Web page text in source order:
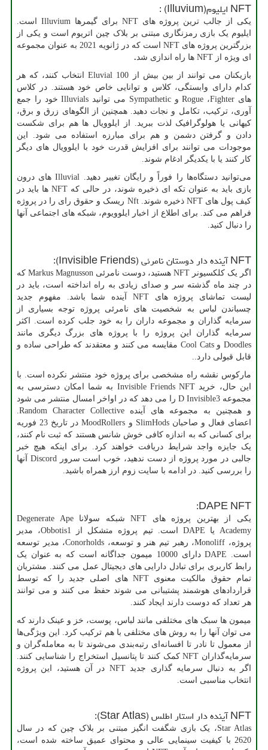
NFT ایلیوم(Illuvium)
:
یکی از جالب ترین پروژه هایNFT برای گیمرهاIlluvium است.
ایلیوم یک بازی رمزنگاری مبتنی بر بلاک چین اتریوم است و یکی از
بزرگترین پروژه های NFT
است که در ژانویه 2021 به عنوان مجموعه
ای ویژه از NFT ها راه اندازی شد.
بازیکنان می توانند از بین بیش از 100
Eluvialانتخاب کنند، که هر
کدام دارای وابستگی، کلاس و توانایی خاص خود هستند. در کلاس
های Fighter، RogueوSympathetic می توانید Illuvialsخود را جمع
آوری، ترکیب، تکامل و نجات دهید. همچنین از الگوهای زرق و برق،
کیهانی یا هولوگرافیک لذت ببرید. از ایلوویال ها هم برای شکست
دادن و گرفتن دشمن و هم برای مبارزه استفاده می شود. این
موجودات می توانند برای افزایش قدرت خود با ایلوویال های دیگر
کار کنند یا با یکدیگر ادغام شوند.
می‌توانید دستگاه‌ها را فوراً و رایگان تغییر دهید. Illuvialهای درون
بازی باید به عنوان تکه ای ذخیره شوند، در حالی که NFTها باید در
کیف پول هایNFT ذخیره شوند.Nft ریسک و حقوق رای را در پروژه
فراهم می کند. برای اطلاع از اخبار ایلوویوم، شبکه های اجتماعی آنها
را دنبال کنید.
NFTآینده دار دوستان نامرئی (Invisible Friends
):
اگر یک کلکسیونر NFT هستید، دوست نامرئی Markus Magnusson که
در چند ماه گذشته سر و صدای زیادی به راه انداخته است، باید در
لیست تماشای پروژه هایNFT آینده شما باشد. مفهوم جدید
چسباندن لباس به شخصیت های نامرئی پروژه توجه بسیاری از
سرمایه گذاران و مجموعه داران را به خود جلب کرده است. اکثر
سرمایه گذاران این پروژه را با پروژه های بزرگ دیگری مانند
Doodles وCool Cats مقایسه می کنند و معتقدند که طراحی ساده و
قابل قبولی دارد..
مارکوس نقشه راه مشخصی برای پروژه خود منتشر نکرده است. با
این حال، خرید Invisible Friends NFT به شما امکان دسترسی به
مجموعه 3
D Invisible را می دهد که در اواخر امسال منتشر می شود
و همچنین به مجموعه های آینده Random Character Collective
.
اعضای فعال و صاحبانSlimHods و MoodRollers
در تاریخ 23 فوریه
برای کسانی که به اندازه کافی خوش شانس هستند که ثبت نام کنند،
یک جایزه واجد شرایط دریافت خواهند کرد. برای اینکه هیچ خبر
جالبی در مورد پروژه از دست ندهید، خوب است سرورDiscord آنها
را بررسی کنید. در ادامه با سایت زوم ارز همراه باشید.
NFT
DAPE
:
یکی از بهترین پروژه های NFTشبکه سولاناDegenerate Ape
Academyیا DAPE است. تیم پروژه متشکل از Obbotis1، مدیر
پروژه، Monoliff، رهبر تیم هنر و توسعه، Conorholds، مدیر توسعه
است. DAPE
دارای 10000 میمون جداگانه است که به عنوان یک
رابط کاربری برای تبادل دارایی های دیجیتال عمل می کنند. مشتریان
تمام حقوق مالکیت معنویNFT های اصلی جدید را که توسط
قراردادهای هوشمند پشتیبانی می شوند حفظ می کنند و می توانند
هر تعداد که دوست دارند ایجاد کنند.
میمون ها سبک های مختلفی مانند لباس، پوست، خز و عینک دارند که
می توان آنها را به روش های مختلفی با هم ترکیب کرد. این ویژگی‌ها
از معمول تا نادر تا افسانه‌ای رتبه‌بندی می‌شوند تا به معامله‌گران و
سرمایه‌گذاران NFTکمک کنند تا پتانسیل استخراج را شناسایی کنند.
اگر به دنبال سرمایه گذاری جدیدNFT در آن هستید، این پروژه
انتخاب مناسبی است.
NFTآینده دار استار اطلس (Star Atlas
):
Star Atlas، یک بازی شگفت انگیز مبتنی بر بلاک چین که در سال
2620 با کیفیت سینمایی عالی و محتوای عمیق ساخته شده است،